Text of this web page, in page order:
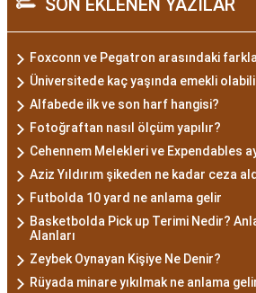
SON EKLENEN YAZILAR
Foxconn ve Pegatron arasındaki
Üniversitede kaç yaşında emekli
Alfabede ilk ve son harf hangisi?
Fotoğraftan nasıl ölçüm yapılır?
Cehennem Melekleri ve Expendables
Aziz Yıldırım şikeden ne kadar ceza
Futbolda 10 yard ne anlama gelir
Basketbolda Pick up Terimi Nedir?
Alanları
Zeybek Oynayan Kişiye Ne Denir?
Rüyada minare yıkılmak ne anlama